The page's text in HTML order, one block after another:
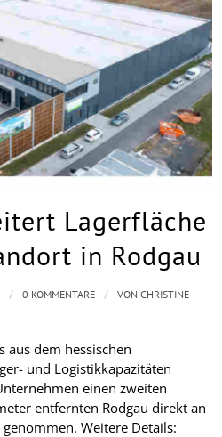
Lagerfläche
in Rodgau
aus dem hessischen
und Logistikkapazitäten
einen zweiten
entfernten Rodgau direkt an
Weitere Details:
/ 0 KOMMENTARE / VONCHRISTINE